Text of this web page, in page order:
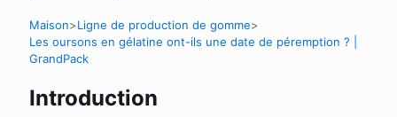
Maison>Ligne de production de gomme>
Les oursons en gélatine ont-ils une date de péremption ? |
GrandPack
Introduction